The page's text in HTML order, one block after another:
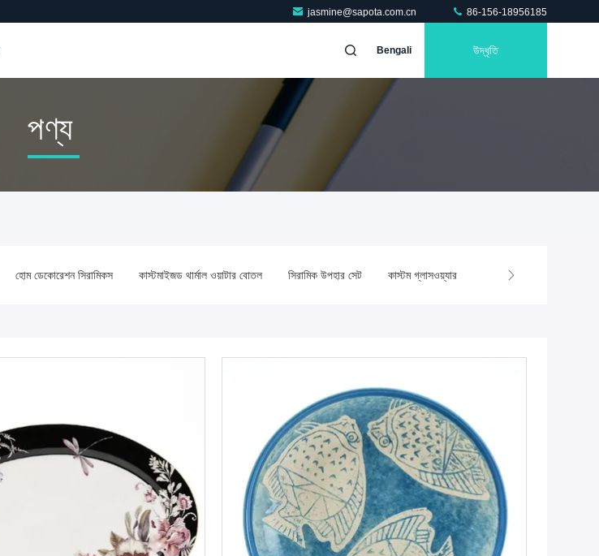
jasmine@sapota.com.cn 86-156-18956185
Bengali উদ্ধৃতি
পণ্য
হোম ডেকোরেশন সিরামিকস কাস্টমাইজড থার্মাল ওয়াটার বোতল সিরামিক উপহার সেট কাস্টম গ্লাসওয়্যার জাহাজ প্রস্তুত